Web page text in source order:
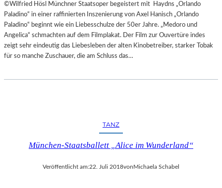
©Wilfried Hösl Münchner Staatsoper begeistert mit Haydns „Orlando
Paladino“ in einer raffinierten Inszenierung von Axel Hanisch „Orlando
Paladino“ beginnt wie ein Liebesschulze der 50er Jahre. „Medoro und
Angelica“ schmachten auf dem Filmplakat. Der Film zur Ouvertüre indes
zeigt sehr eindeutig das Liebesleben der alten Kinobetreiber, starker Tobak
für so manche Zuschauer, die am Schluss das…
TANZ
München-Staatsballett „Alice im Wunderland“
Veröffentlicht am:22. Juli 2018von Michaela Schabel